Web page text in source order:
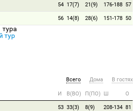
54 17(7) 21(9) 176-188 57
56 14(8) 28(6) 151-178 50
тура
тур
Всего Дома В гостях
И В(ВО) П(ПО) Ш О
53 33(3) 8(9) 208-134 81